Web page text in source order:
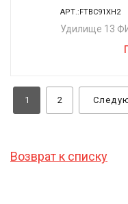
АРТ.:FTBC91XH2
Удилище 13
1 2
Возврат к списку